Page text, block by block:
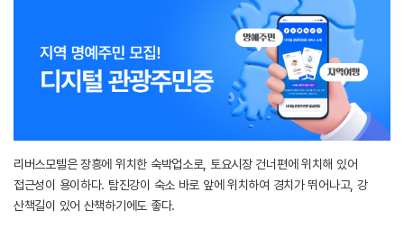
리버스모텔은 장흥에 위치한 숙박업소로, 토요시장 건너편에 위치해 있어
접근성이 용이하다. 탐진강이 숙소 바로 앞에 위치하여 경치가 뛰어나고, 강
산책길이 있어 산책하기에도 좋다.